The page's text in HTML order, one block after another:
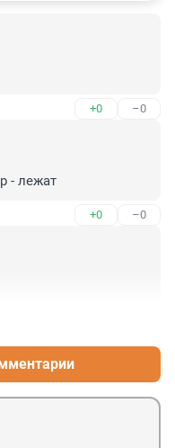
+0 –0
- лежат
+0 –0